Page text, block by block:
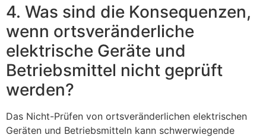
4. Was sind die Konsequenzen,
wenn ortsveränderliche
elektrische Geräte und
Betriebsmittel nicht geprüft
werden?
Das Nicht-Prüfen von ortsveränderlichen elektrischen
Geräten und Betriebsmitteln kann schwerwiegende